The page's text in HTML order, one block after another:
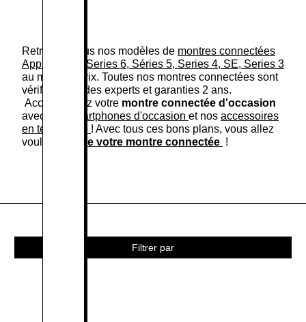
Retrouvez tous nos modèles de montres connectées
Apple Watch Series 6, Séries 5, Series 4, SE, Series 3
au meilleur prix. Toutes nos montres connectées sont
vérifiées par des experts et garanties 2 ans.
Accessoirisez votre montre connectée d'occasion
avec nos
smartphones d'occasion et nos accessoires
en téléphonie ! Avec tous ces bons plans, vous allez
vouloir
vendre votre montre connectée !
Filtrer par